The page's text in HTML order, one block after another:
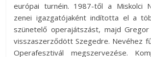
európai turnéin. 1987-től a Miskolci
zenei igazgatójaként indította el a
szünetelő operajátszást, majd Gregor
visszaszerződött Szegedre. Nevéhez
Operafesztivál megszervezése.